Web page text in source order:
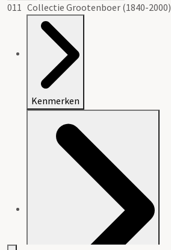
011 Collectie Grootenboer (1840-2000)
Kenmerken